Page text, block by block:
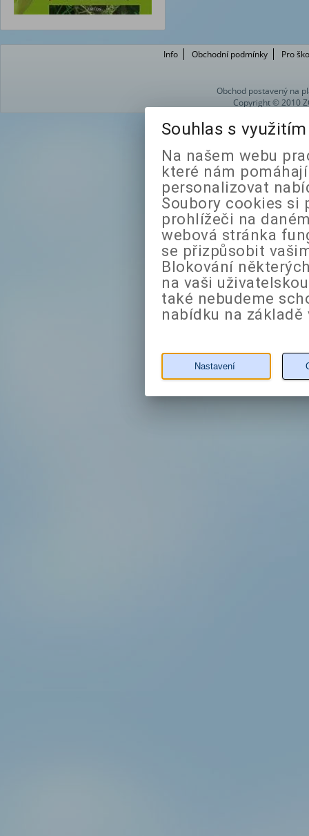
Info Obchodní podmínky Pro
Obchod postavený na
Copyright © 2010
Souhlas s
Na našem webu
které nám
personalizovat
Soubory cookies si
prohlížeči na
webová stránka
se přizpůsobit
Blokování
na vaši
také nebudeme
nabídku na
Nastavení